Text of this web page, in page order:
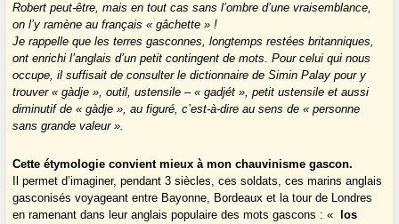
Robert peut-être, mais en tout cas sans l’ombre d’une vraisemblance,
on l’y ramène au français « gâchette » !
Je rappelle que les terres gasconnes, longtemps restées britanniques,
ont enrichi l’anglais d’un petit contingent de mots. Pour celui qui nous
occupe, il suffisait de consulter le dictionnaire de Simin Palay pour y
trouver « gàdje », outil, ustensile – « gadjét », petit ustensile et aussi
diminutif de « gàdje », au figuré, c’est-à-dire au sens de « personne
sans grande valeur ».
Cette étymologie convient mieux à mon chauvinisme gascon.
Il permet d’imaginer, pendant 3 siècles, ces soldats, ces marins anglais
gasconisés voyageant entre Bayonne, Bordeaux et la tour de Londres
en ramenant dans leur anglais populaire des mots gascons : «
los